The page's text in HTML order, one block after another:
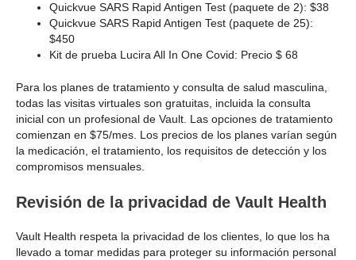
Quickvue SARS Rapid Antigen Test (paquete de 2): $38
Quickvue SARS Rapid Antigen Test (paquete de 25):
$450
Kit de prueba Lucira All In One Covid: Precio $ 68
Para los planes de tratamiento y consulta de salud masculina,
todas las visitas virtuales son gratuitas, incluida la consulta
inicial con un profesional de Vault. Las opciones de tratamiento
comienzan en $75/mes. Los precios de los planes varían según
la medicación, el tratamiento, los requisitos de detección y los
compromisos mensuales.
Revisión de la privacidad de Vault Health
Vault Health respeta la privacidad de los clientes, lo que los ha
llevado a tomar medidas para proteger su información personal